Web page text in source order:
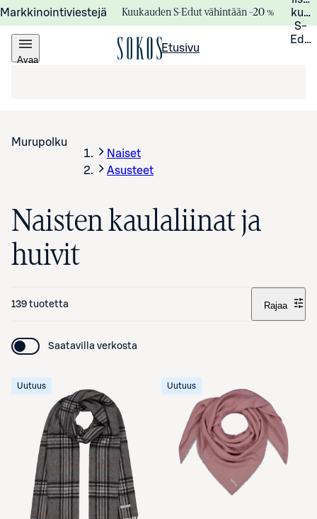
Markkinointiviestejä Kuukauden S-Edut vähintään –20 %
S-
Avaa
Etusivu
Murupolku
Naiset
Asusteet
Naisten kaulaliinat ja
huivit
139 tuotetta Rajaa
Saatavilla verkosta
Uutuus Uutuus